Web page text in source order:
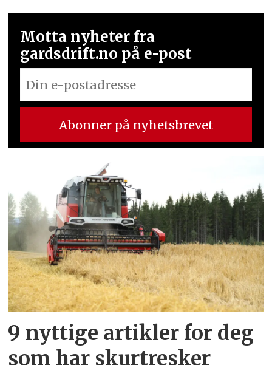
Motta nyheter fra
gardsdrift.no på e-post
9 nyttige artikler for deg
som har skurtresker